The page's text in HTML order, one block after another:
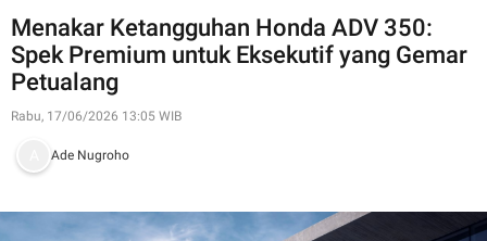
Menakar Ketangguhan Honda ADV 350:
Spek Premium untuk Eksekutif yang Gemar
Petualang
Rabu, 17/06/2026 13:05 WIB
Ade Nugroho